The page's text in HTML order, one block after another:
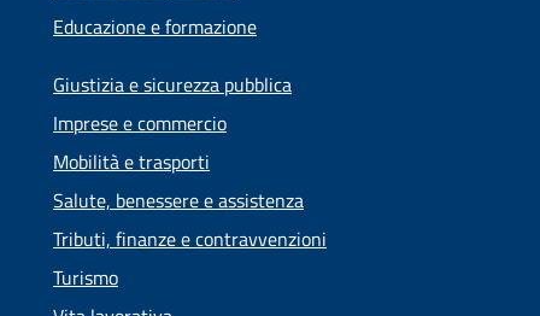
Educazione e formazione
Giustizia e sicurezza pubblica
Imprese e commercio
Mobilità e trasporti
Salute, benessere e assistenza
Tributi, finanze e contravvenzioni
Turismo